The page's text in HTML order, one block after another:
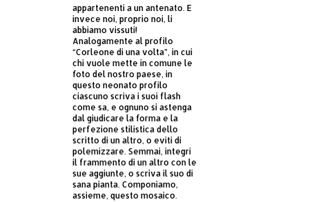
appartenenti a un antenato. E
invece noi, proprio noi, li
abbiamo vissuti!
Analogamente al profilo
“Corleone di una volta”, in cui
chi vuole mette in comune le
foto del nostro paese, in
questo neonato profilo
ciascuno scriva i suoi flash
come sa, e ognuno si astenga
dal giudicare la forma e la
perfezione stilistica dello
scritto di un altro, o eviti di
polemizzare. Semmai, integri
il frammento di un altro con le
sue aggiunte, o scriva il suo di
sana pianta. Componiamo,
assieme, questo mosaico.